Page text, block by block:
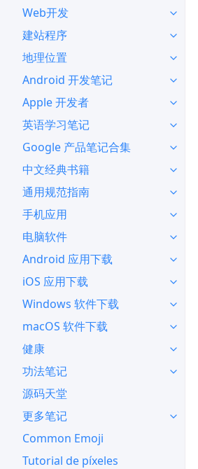
Web开发
建站程序
地理位置
Android 开发笔记
Apple 开发者
英语学习笔记
Google 产品笔记合集
中文经典书籍
通用规范指南
手机应用
电脑软件
Android 应用下载
iOS 应用下载
Windows 软件下载
macOS 软件下载
健康
功法笔记
源码天堂
更多笔记
Common Emoji
Tutorial de píxeles